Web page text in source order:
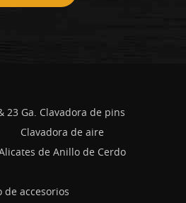
23 Ga. Clavadora de pins
Clavadora de aire
de Anillo de Cerdo
de accesorios